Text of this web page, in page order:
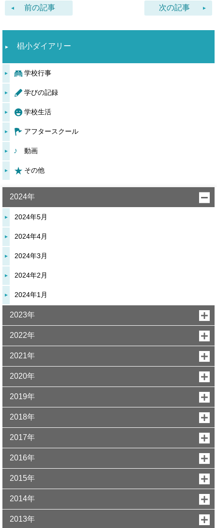
前の記事 次の記事
椙小ダイアリー
学校行事
学びの記録
学校生活
アフタースクール
動画
その他
2024年
2024年5月
2024年4月
2024年3月
2024年2月
2024年1月
2023年
2022年
2021年
2020年
2019年
2018年
2017年
2016年
2015年
2014年
2013年